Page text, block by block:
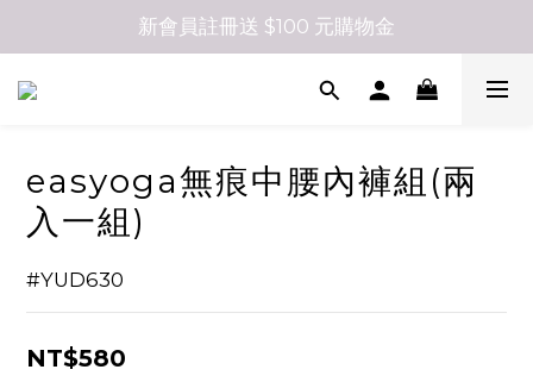
新會員註冊送 $100 元購物金
easyoga無痕中腰內褲組(兩
入一組)
#YUD630
NT$580